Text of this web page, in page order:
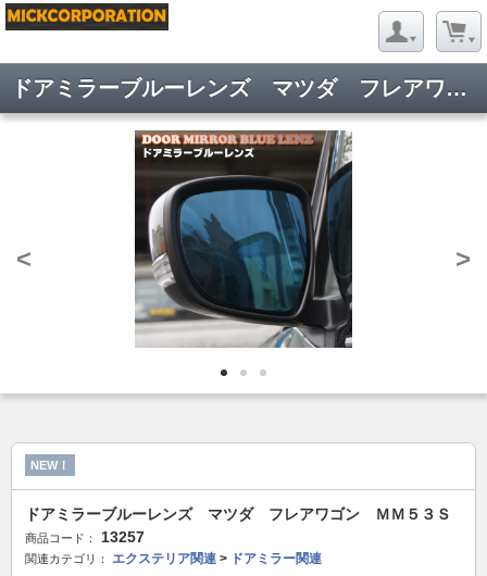
ドアミラーブルーレンズ マツダ フレアワゴン ＭＭ５３Ｓ
< >
NEW！
ドアミラーブルーレンズ マツダ フレアワゴン ＭＭ５３Ｓ
商品コード： 13257
関連カテゴリ： エクステリア関連 > ドアミラー関連